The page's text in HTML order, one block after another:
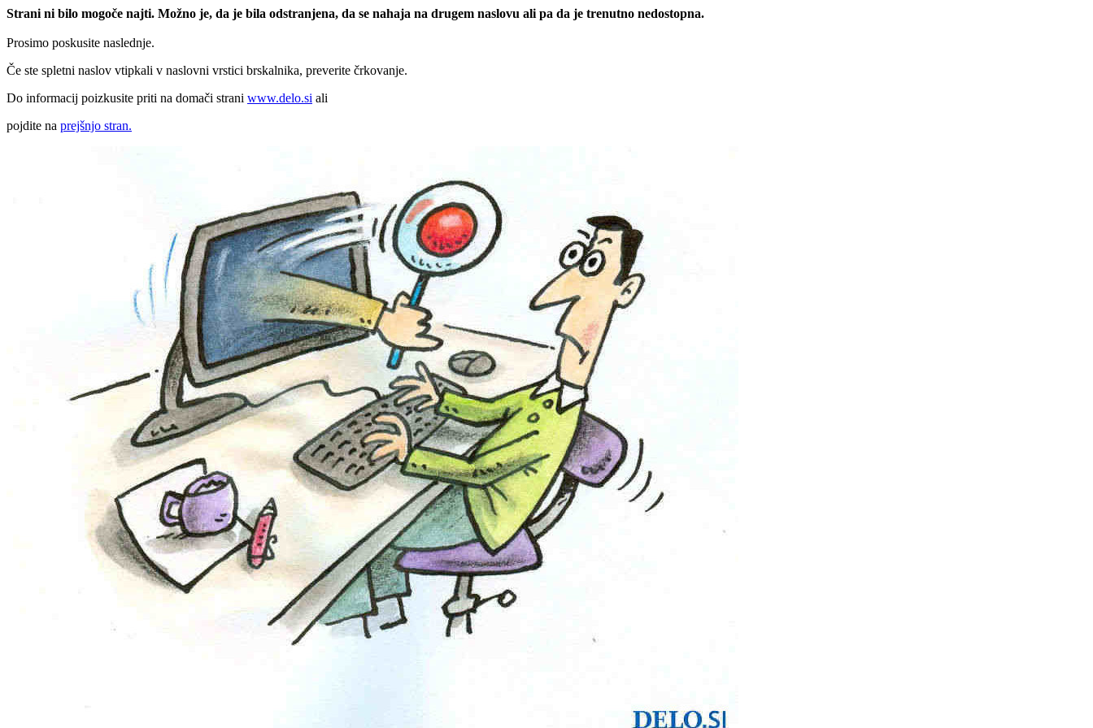
Strani ni bilo mogoče najti. Možno je, da je bila odstranjena, da se nahaja na drugem naslovu ali pa da je trenutno nedostopna.
Prosimo poskusite naslednje.
Če ste spletni naslov vtipkali v naslovni vrstici brskalnika, preverite črkovanje.
Do informacij poizkusite priti na domači strani www.delo.si ali
pojdite na prejšnjo stran.